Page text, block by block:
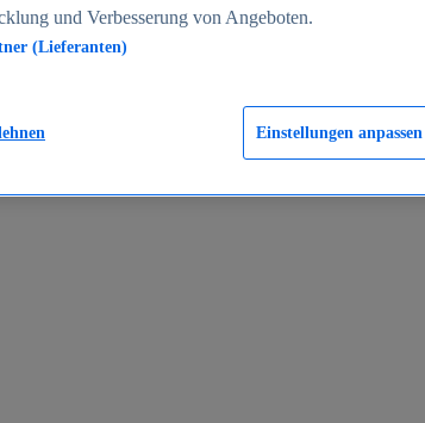
2024
in Deutschland 2005-2025
und Verbesserung von Angeboten.
(Lieferanten)
Einstellungen anpassen